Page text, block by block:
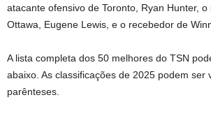
atacante ofensivo de Toronto, Ryan Hunter,
Ottawa, Eugene Lewis, e o recebedor de
A lista completa dos 50 melhores do TSN
abaixo. As classificações de 2025 podem ser
parênteses.